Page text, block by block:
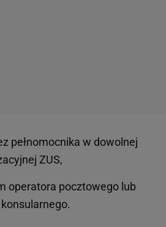
pełnomocnika w dowolnej
ZUS,
operatora pocztowego lub